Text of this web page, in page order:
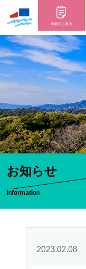
来館のご案内
お知らせ
Information
2023.02.08